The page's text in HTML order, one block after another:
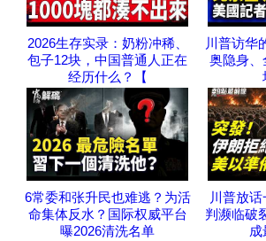
2026生存实录：奶粉冲稀、
包子12块，中国普通人正在
经历什么？【
川普访华
奥隐身、
6常委和张升民也难逃？为活
命集体反水？国际权威平台
曝2026清洗名单
川普放
判濒临破
成